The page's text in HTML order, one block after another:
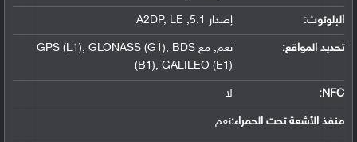
البلوتوث: إصدار 5.1, A2DP, LE
تحديد المواقع:
نعم, مع GPS (L1), GLONASS (G1), BDS
(B1), GALILEO (E1)
NFC
: لا
منفذ الأشعة تحت الحمراء:نعم